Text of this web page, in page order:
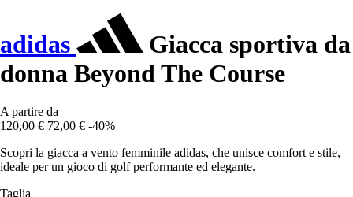
adidas
Giacca sportiva da
donna Beyond The Course
A partire da
120,00 € 72,00 € -40%
Scopri la giacca a vento femminile adidas, che unisce comfort e stile,
ideale per un gioco di golf performante ed elegante.
Taglia